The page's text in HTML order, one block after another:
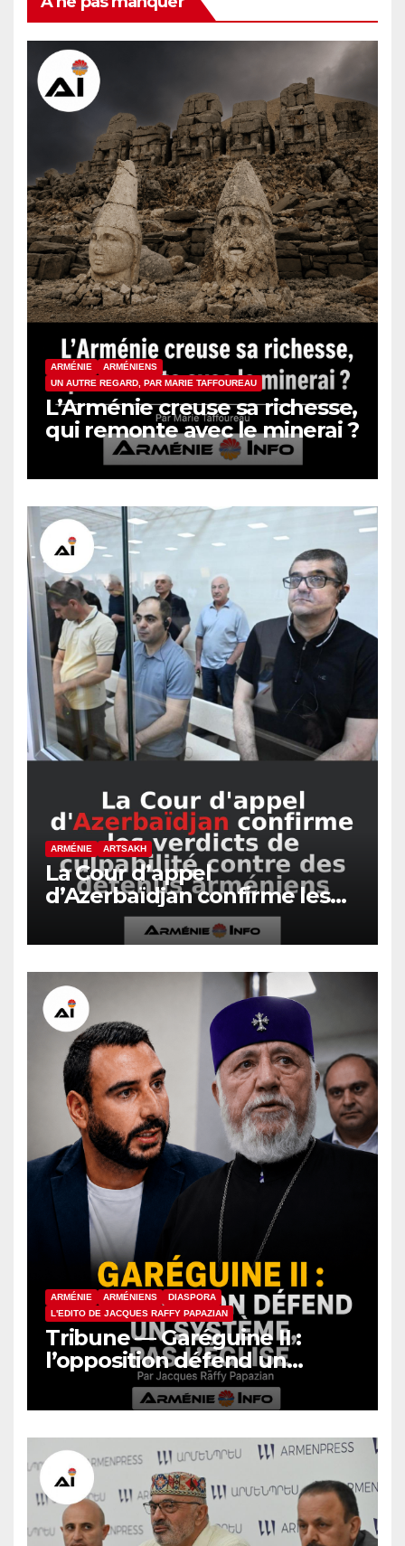
ARMÉNIE
ARMÉNIENS
UN AUTRE REGARD, PAR MARIE TAFFOUREAU
L’Arménie creuse sa richesse,
qui remonte avec le minerai ?
ARMÉNIE ARTSAKH
La Cour d’appel
d’Azerbaïdjan confirme les
verdicts de culpabilité contre
des détenus arméniens
ARMÉNIE ARMÉNIENS
DIASPORA
L'EDITO DE JACQUES RAFFY PAPAZIAN
Tribune — Garéguine II :
l’opposition défend un
système, pas l’Église